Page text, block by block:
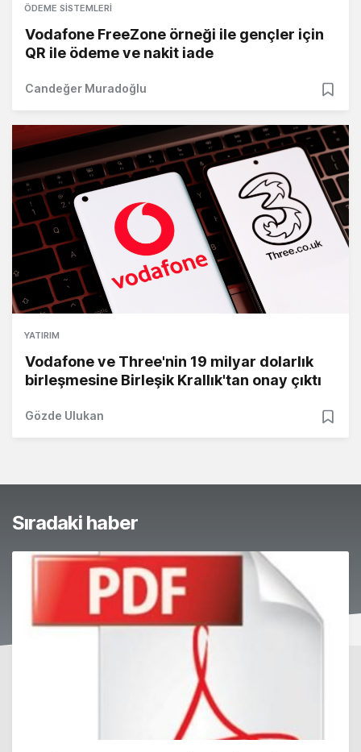
ÖDEME SISTEMLERI
Vodafone FreeZone örneği ile gençler için
QR ile ödeme ve nakit iade
Candeğer Muradoğlu
YATIRIM
Vodafone ve Three'nin 19 milyar dolarlık
birleşmesine Birleşik Krallık'tan onay çıktı
Gözde Ulukan
Sıradaki haber